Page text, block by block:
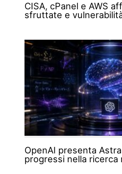
CISA, cPanel e AWS
sfruttate e
OpenAI presenta
progressi nella ricerca